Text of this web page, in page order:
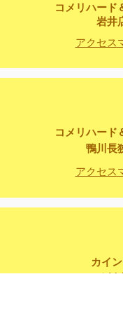
コメリハード
岩井
アクセス
コメリハード
鴨川長
アクセス
カイ
鴨川